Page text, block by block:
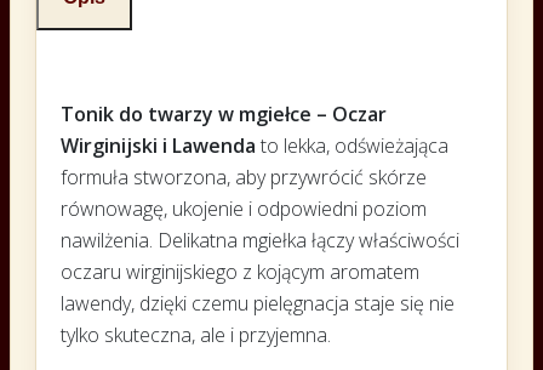
Tonik do twarzy w mgiełce – Oczar
Wirginijski i Lawenda to lekka, odświeżająca
formuła stworzona, aby przywrócić skórze
równowagę, ukojenie i odpowiedni poziom
nawilżenia. Delikatna mgiełka łączy właściwości
oczaru wirginijskiego z kojącym aromatem
lawendy, dzięki czemu pielęgnacja staje się nie
tylko skuteczna, ale i przyjemna.